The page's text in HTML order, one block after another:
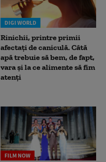
DIGI WORLD
Rinichii, printre primii
afectați de caniculă. Câtă
apă trebuie să bem, de fapt,
vara și la ce alimente să fim
atenți
FILM NOW